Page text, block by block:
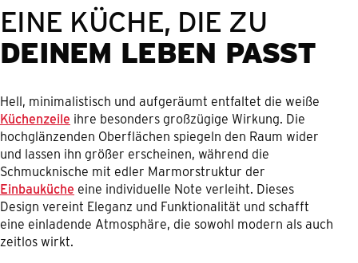
EINE KÜCHE, DIE ZU
DEINEM LEBEN PASST
Hell, minimalistisch und aufgeräumt entfaltet die weiße
Küchenzeile ihre besonders großzügige Wirkung. Die
hochglänzenden Oberflächen spiegeln den Raum wider
und lassen ihn größer erscheinen, während die
Schmucknische mit edler Marmorstruktur der
Einbauküche eine individuelle Note verleiht. Dieses
Design vereint Eleganz und Funktionalität und schafft
eine einladende Atmosphäre, die sowohl modern als auch
zeitlos wirkt.